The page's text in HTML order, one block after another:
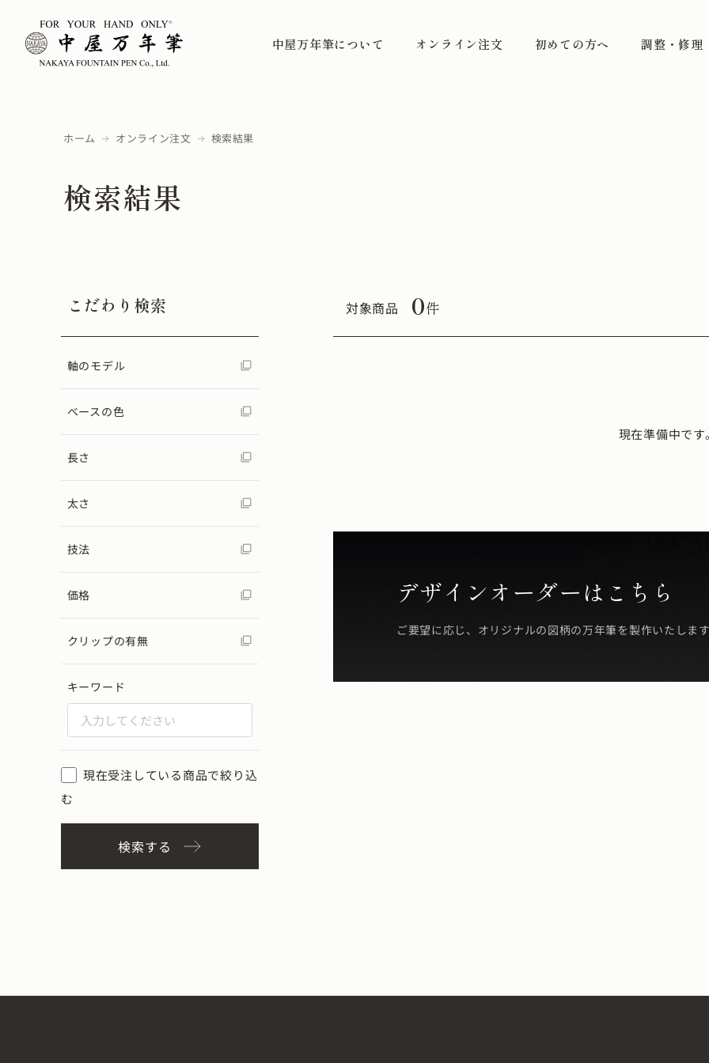
中屋万年筆について オンライン注文 初めての方へ 調整・修理
ホーム オンライン注文 検索結果
検索結果
こだわり検索
軸のモデル
ベースの色
長さ
太さ
技法
価格
クリップの有無
キーワード
現在受注している商品で絞り込
む
検索する
対象商品 0件
現在準備中です
デザインオーダーはこちら
ご要望に応じ、オリジナルの図柄の万年筆を製作いたしま